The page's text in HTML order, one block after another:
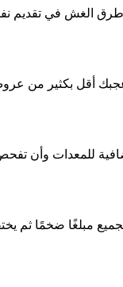
طرق الغش في
أقل بكثير من
للمعدات وأن
مبلغًا ضخمًا ثم